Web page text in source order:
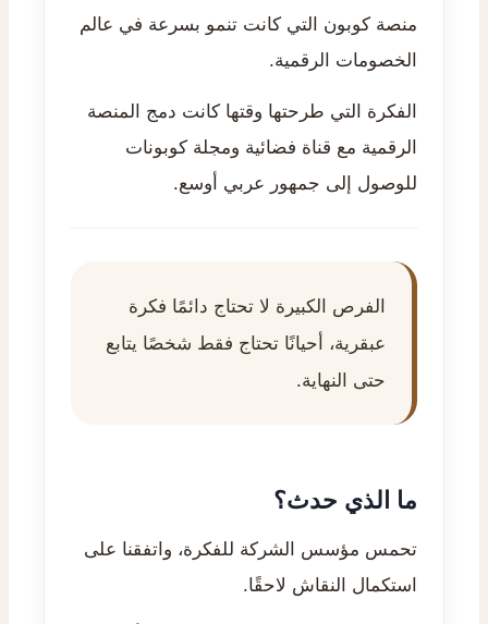
منصة كوبون التي كانت تنمو بسرعة في عالم
الخصومات الرقمية.
الفكرة التي طرحتها وقتها كانت دمج المنصة
الرقمية مع قناة فضائية ومجلة كوبونات
للوصول إلى جمهور عربي أوسع.
الفرص الكبيرة لا تحتاج دائمًا فكرة
عبقرية، أحيانًا تحتاج فقط شخصًا يتابع
حتى النهاية.
ما الذي حدث؟
تحمس مؤسس الشركة للفكرة، واتفقنا على
استكمال النقاش لاحقًا.